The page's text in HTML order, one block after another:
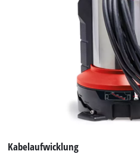
Kabelaufwicklung